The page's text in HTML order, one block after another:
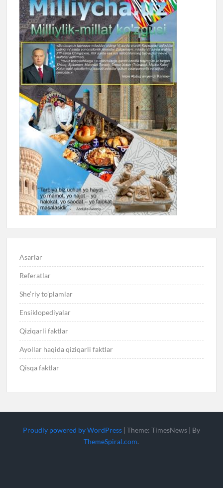
Asarlar
Referatlar
She’riy to’plamlar
Ensiklopediyalar
Qiziqarli faktlar
Ayollar haqida qiziqarli faktlar
Qisqa faktlar
Proudly powered by WordPress | Theme: TimesNews | By
ThemeSpiral.com.